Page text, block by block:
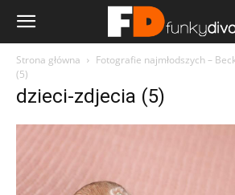
Strona główna Fotografie najmłodszych –
(5)
dzieci-zdjecia (5)